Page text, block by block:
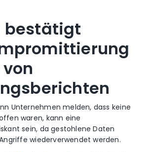
bestätigt
Unternehmen melden, dass keine
waren, kann eine
sein, da gestohlene Daten
wiederverwendet werden.